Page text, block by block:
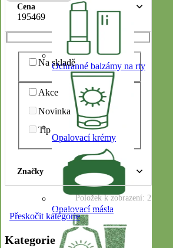
Ochranné balzámy na rty
Opalovací krémy
Opalovací másla
Cena
195469
Na skladě
Akce
Novinka
Tip
Značky
Položek k zobrazení: 2
Přeskočit kategorie
Kategorie